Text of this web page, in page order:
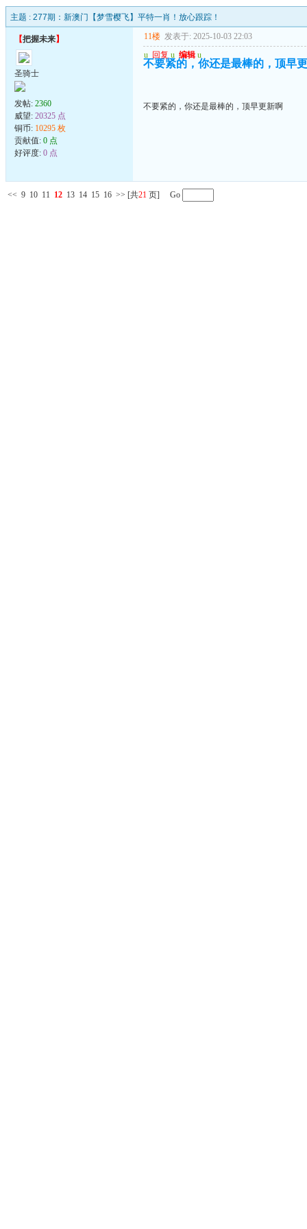
主题 : 277期：新澳门【梦雪樱飞】平特一肖！放心跟踪！
【把握未来】
圣骑士
发帖: 2360
威望: 20325 点
铜币: 10295 枚
贡献值: 0 点
好评度: 0 点
11楼 发表于: 2025-10-03 22:03
u 回复 u 编辑 u
不要紧的，你还是最棒的，顶早
不要紧的，你还是最棒的，顶早更新啊
<< 9 10 11 12 13 14 15 16 >> [共21 页] Go